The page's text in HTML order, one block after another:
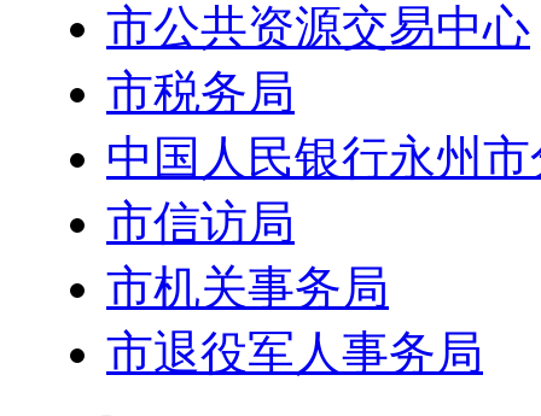
市公共资源交易中心
市税务局
中国人民银行永州
市信访局
市机关事务局
市退役军人事务局